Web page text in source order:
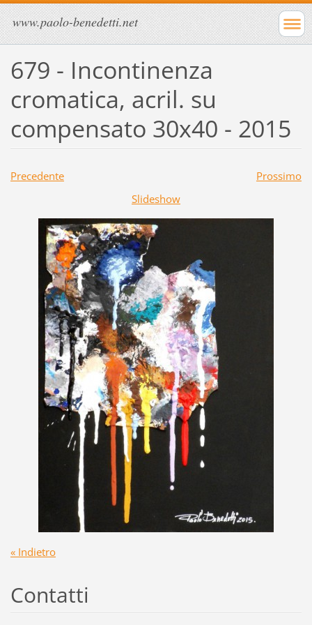
www.paolo-benedetti.net
679 - Incontinenza
cromatica, acril. su
compensato 30x40 - 2015
Precedente
Prossimo
Slideshow
« Indietro
Contatti